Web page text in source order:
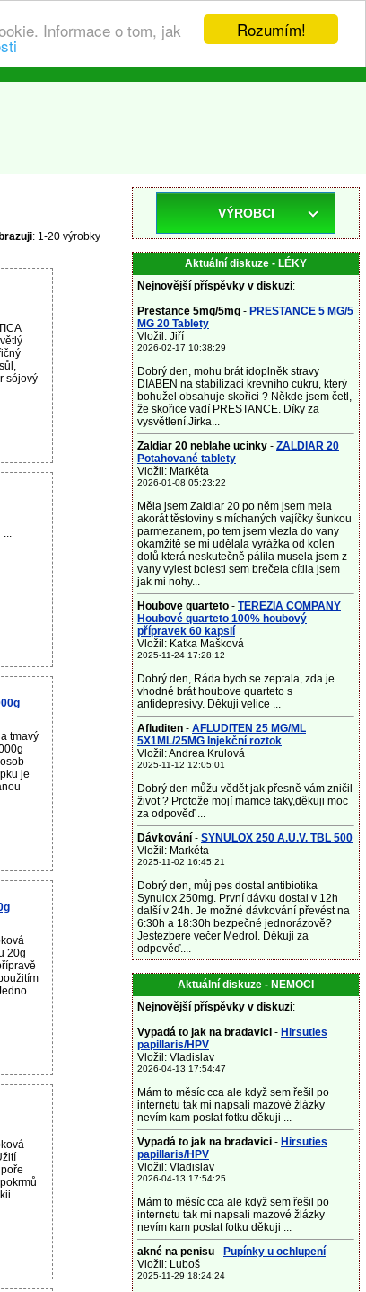
Rozumím!
Informace o tom, jak
: 1-20 výrobky
sójový
...
tmavý
je
20g
VÝROBCI
Aktuální diskuze - LÉKY
Nejnovější příspěvky v diskuzi:
Prestance 5mg/5mg - PRESTANCE 5 MG/5
MG 20 Tablety
Vložil: Jiří
2026-02-17 10:38:29
Dobrý den, mohu brát idoplněk stravy
DIABEN na stabilizaci krevního cukru, který
bohužel obsahuje skořici ? Někde jsem četl,
že skořice vadí PRESTANCE. Díky za
vysvětlení.Jirka...
Zaldiar 20 neblahe ucinky - ZALDIAR 20
Potahované tablety
Vložil: Markéta
2026-01-08 05:23:22
Měla jsem Zaldiar 20 po něm jsem mela
akorát těstoviny s míchaných vajíčky šunkou
parmezanem, po tem jsem vlezla do vany
okamžitě se mi udělala vyrážka od kolen
dolů která neskutečně pálila musela jsem z
vany vylest bolesti sem brečela cítila jsem
jak mi nohy...
Houbove quarteto - TEREZIA COMPANY
Houbové quarteto 100% houbový
přípravek 60 kapslí
Vložil: Katka Mašková
2025-11-24 17:28:12
Dobrý den, Ráda bych se zeptala, zda je
vhodné brát houbove quarteto s
antidepresivy. Děkuji velice ...
Afluditen - AFLUDITEN 25 MG/ML
5X1ML/25MG Injekční roztok
Vložil: Andrea Krulová
2025-11-12 12:05:01
Dobrý den můžu vědět jak přesně vám zničil
život ? Protože mojí mamce taky,děkuji moc
za odpověď ...
Dávkování - SYNULOX 250 A.U.V. TBL 500
Vložil: Markéta
2025-11-02 16:45:21
Dobrý den, můj pes dostal antibiotika
Synulox 250mg. První dávku dostal v 12h
další v 24h. Je možné dávkování převést na
6:30h a 18:30h bezpečné jednorázově?
Jestezbere večer Medrol. Děkuji za
odpověď....
Aktuální diskuze - NEMOCI
Nejnovější příspěvky v diskuzi:
Vypadá to jak na bradavici - Hirsuties
papillaris/HPV
Vložil: Vladislav
2026-04-13 17:54:47
Mám to měsíc cca ale když sem řešil po
internetu tak mi napsali mazové žlázky
nevím kam poslat fotku děkuji ...
Vypadá to jak na bradavici - Hirsuties
papillaris/HPV
Vložil: Vladislav
2026-04-13 17:54:25
Mám to měsíc cca ale když sem řešil po
internetu tak mi napsali mazové žlázky
nevím kam poslat fotku děkuji ...
akné na penisu - Pupínky u ochlupení
Vložil: Luboš
2025-11-29 18:24:24